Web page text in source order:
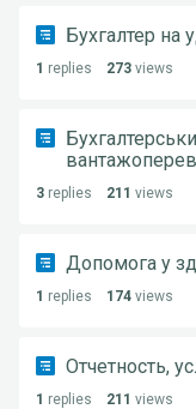
Бухгалтер на
1 replies 273 views
3 replies 211 views
Допомога у
1 replies 174 views
Отчетность,
1 replies 211 views